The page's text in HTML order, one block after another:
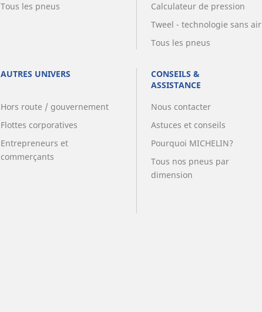
Tous les pneus
Calculateur de pression
Tweel - technologie sans air
Tous les pneus
AUTRES UNIVERS
Hors route / gouvernement
Flottes corporatives
Entrepreneurs et
commerçants
CONSEILS &
ASSISTANCE
Nous contacter
Astuces et conseils
Pourquoi MICHELIN?
Tous nos pneus par
dimension